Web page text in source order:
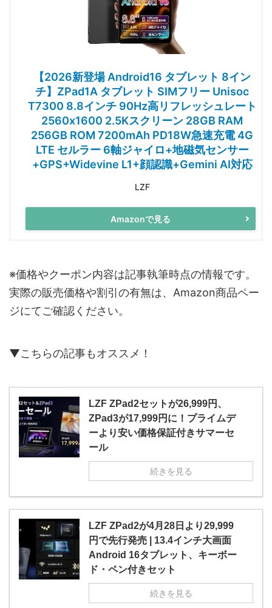
【2026新登場 Android16 タブレット 8イン
チ】ZPad1A タブレット SIMフリー Unisoc
T7300 8.8インチ 90Hz高リフレッシュレート
2560x1600 2.5Kスクリーン 28GB RAM
256GB ROM 7200mAh PD18W急速充電 4G
LTE セルラー 6軸ジャイロ+地磁気センサー
+GPS+Widevine L1+顔認識+Gemini AI対応
LZF
Amazonで見る
※価格やクーポン内容は記事執筆時点の情報です。
実際の販売価格や割引の有無は、Amazon商品ペー
ジにてご確認ください。
▼こちらの記事もオススメ！
LZF ZPad2セットが26,999円、
ZPad3が17,999円に！プライムデ
ーより安い価格保証付きサマーセ
ール
続きを見る
LZF ZPad2が4月28日より29,999
円で先行発売 | 13.4インチ大画面
Android 16タブレット、キーボー
ド・ペン付きセット
続きを見る